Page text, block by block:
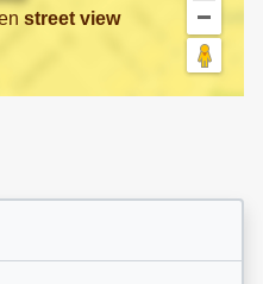
street view